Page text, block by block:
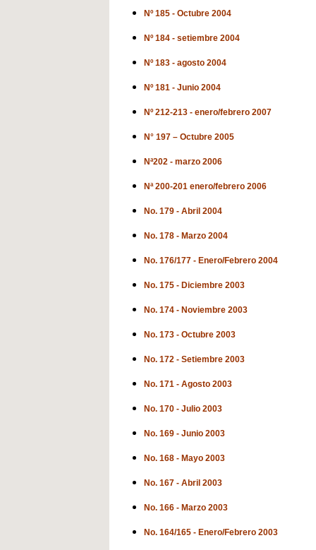
Nº 185 - Octubre 2004
Nº 184 - setiembre 2004
Nº 183 - agosto 2004
Nº 181 - Junio 2004
Nº 212-213 - enero/febrero 2007
N° 197 – Octubre 2005
Nª202 - marzo 2006
Nª 200-201 enero/febrero 2006
No. 179 - Abril 2004
No. 178 - Marzo 2004
No. 176/177 - Enero/Febrero 2004
No. 175 - Diciembre 2003
No. 174 - Noviembre 2003
No. 173 - Octubre 2003
No. 172 - Setiembre 2003
No. 171 - Agosto 2003
No. 170 - Julio 2003
No. 169 - Junio 2003
No. 168 - Mayo 2003
No. 167 - Abril 2003
No. 166 - Marzo 2003
No. 164/165 - Enero/Febrero 2003